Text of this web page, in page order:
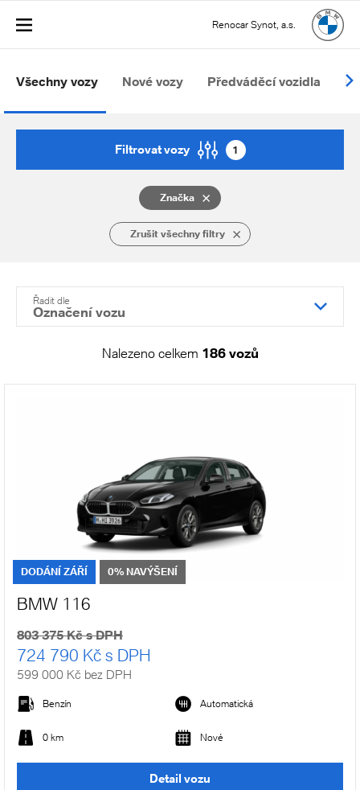
Renocar Synot, a.s.
Všechny vozy Nové vozy Předváděcí vozidla
Filtrovat vozy 1
Značka
Zrušit všechny filtry
Nalezeno celkem 186 vozů
Řadit dle
Označení vozu
DODÁNÍ ZÁŘÍ 0% NAVÝŠENÍ
BMW 116
803 375 Kč s DPH
724 790 Kč s DPH
599 000 Kč bez DPH
Benzín Automatická
0 km Nové
Detail vozu